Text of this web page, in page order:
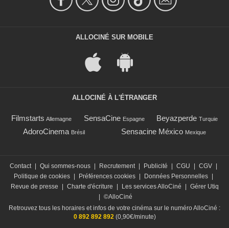
ALLOCINÉ SUR MOBILE
ALLOCINÉ À L'ÉTRANGER
Filmstarts Allemagne SensaCine Espagne Beyazperde Turquie
AdoroCinema Brésil Sensacine México Mexique
Contact | Qui sommes-nous | Recrutement | Publicité | CGU | CGV |
Politique de cookies | Préférences cookies | Données Personnelles |
Revue de presse
| Charte d'écriture | Les services AlloCiné | Gérer Utiq
| ©AlloCiné
Retrouvez tous les horaires et infos de votre cinéma sur le numéro AlloCiné :
0 892 892 892(0,90€/minute)